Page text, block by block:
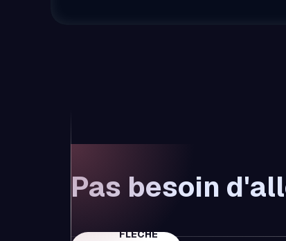
Pas besoin